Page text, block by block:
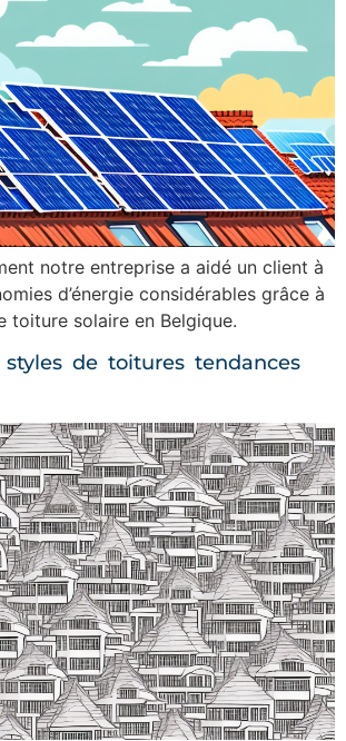
notre entreprise a aidé un client à
d’énergie considérables grâce à
toiture solaire en Belgique.
de toitures tendances